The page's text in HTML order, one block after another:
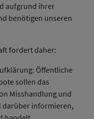
aufgrund ihrer
benötigen unseren
fordert daher:
Öffentliche
sollen das
Misshandlung und
darüber informieren,